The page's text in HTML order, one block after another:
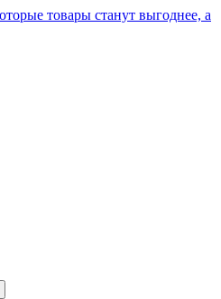
товары станут выгоднее, а